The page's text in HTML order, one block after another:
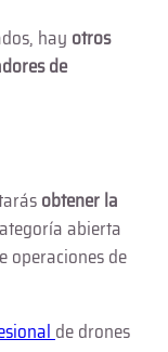
hay otros
de
obtener la
abierta
operaciones de
de drones